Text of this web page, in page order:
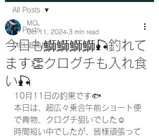
All Posts
MCL遊漁船
All Posts
今日も鰤鰤鰤鰤🎣釣れて
ます👏クログチも入れ食
い🎣
MCL
Oct 11, 2024 3 min read
10月11日の釣果です🐟
本日は、超広々乗合午前ショート便
で青物、クログチ狙いでした☺️
時間短い中でしたが、皆様頑張って